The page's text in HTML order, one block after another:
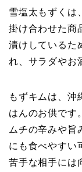
雪塩太もずくは
掛け合わせた商
漬けしているた
れ、サラダやお
もずキムは、沖
はんのお供です
ムチの辛みや旨
にも食べやすい
苦手な相手には